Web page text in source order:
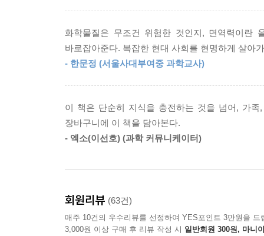
고, 이 감염 세포가 죽으면서 안에 있던 바이러스가
--- p.90
서 죽일 수 있다. 이때 가동되는 경보 시스템이 바
--- p.91
g당 섭취량이다. LD50이 한 번에 섭취해서 죽는
일어난 보툴리눔 독소다.
--- p.101
이야기하고 싶었다. 그래서 주변 사람들이 가장
추려 화학물질과 제품이 만들어지는 원리부터 유
어떤 해열제를 먹어야 할까? 방부제는 몸에 해롭
있을까? 손소독제 살 때 무엇을 확인해야 할까
인체에 무해할까? 언제까지 플라스틱을 써야
책을 통해 더 나은 삶을 기대할 수 있을 것이다.
《걱정 많은 어른들을 위한 화학 이야기》는 총 3
제공하면서도 화학제품을 사용할 때 유의할 점과
화학물질은 무조건 위험한 것인지, 면역력이
바로잡아준다. 복잡한 현대 사회를 현명하게 살아
- 한문정 (서울사대부여중 과학교사)
이 책은 단순히 지식을 충전하는 것을 넘어, 가
장바구니에 이 책을 담아본다.
- 엑소(이선호) (과학 커뮤니케이터)
회원리뷰 (63건)
매주 10건의 우수리뷰를 선정하여 YES포인트 3만원을 드
3,000원 이상 구매 후 리뷰 작성 시 일반회원 300원, 마니